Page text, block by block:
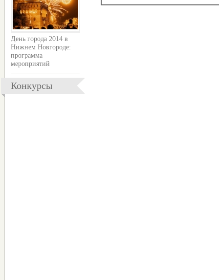
День города 2014 в
Нижнем Новгороде:
программа
мероприятий
Конкурсы